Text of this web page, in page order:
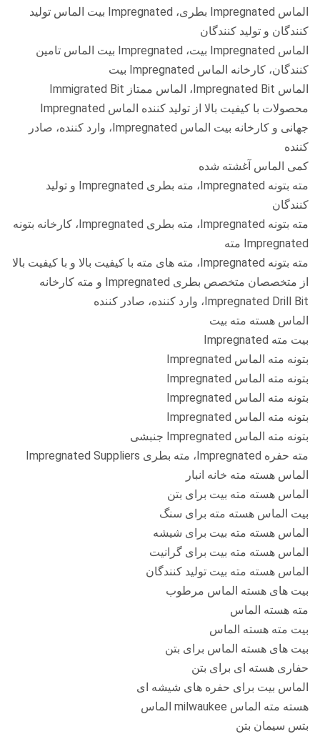
B101
100.87 ~
101.12
86.57 ~
101.2 ~
B116
115.82 ~
116.2
101.58 ~
101.83
116.2 ~
B131
130.81 ~
131.19
116.57 ~
116.82
131.57
B146
146.18
131.82
146.6
الماس Impregnated بطری، Impregnated بیت الماس تولید
کنندگان و تولید کنندگان
الماس Impregnated بیت، Impregnated بیت الماس تامین
کنندگان، کارخانه الماس Impregnated بیت
الماس Impregnated Bit، الماس ممتاز Immigrated Bit
محصولات با کیفیت بالا از تولید کننده الماس Impregnated
جهانی و کارخانه بیت الماس Impregnated، وارد کننده، صادر
کننده
کمی الماس آغشته شده
مته بتونه Impregnated، مته بطری Impregnated و تولید
کنندگان
مته بتونه Impregnated، مته بطری Impregnated، کارخانه بتونه
Impregnated مته
مته بتونه Impregnated، مته های مته با کیفیت بالا و با کیفیت بالا
از متخصصان متخصص بطری Impregnated و مته کارخانه
Impregnated Drill Bit، وارد کننده، صادر کننده
الماس هسته مته بیت
بیت مته Impregnated
بتونه مته الماس Impregnated
بتونه مته الماس Impregnated
بتونه مته الماس Impregnated
بتونه مته الماس Impregnated
بتونه مته الماس Impregnated جنبشی
مته حفره Impregnated، مته بطری Impregnated Suppliers
الماس هسته مته خانه انبار
الماس هسته مته بیت برای بتن
بیت الماس هسته مته برای سنگ
الماس هسته مته بیت برای شیشه
الماس هسته مته بیت برای گرانیت
الماس هسته مته بیت تولید کنندگان
بیت های هسته الماس مرطوب
مته هسته الماس
بیت مته هسته الماس
بیت های هسته الماس برای بتن
حفاری هسته ای برای بتن
الماس بیت برای حفره های شیشه ای
هسته مته الماس milwaukee الماس
بتس سیمان بتن